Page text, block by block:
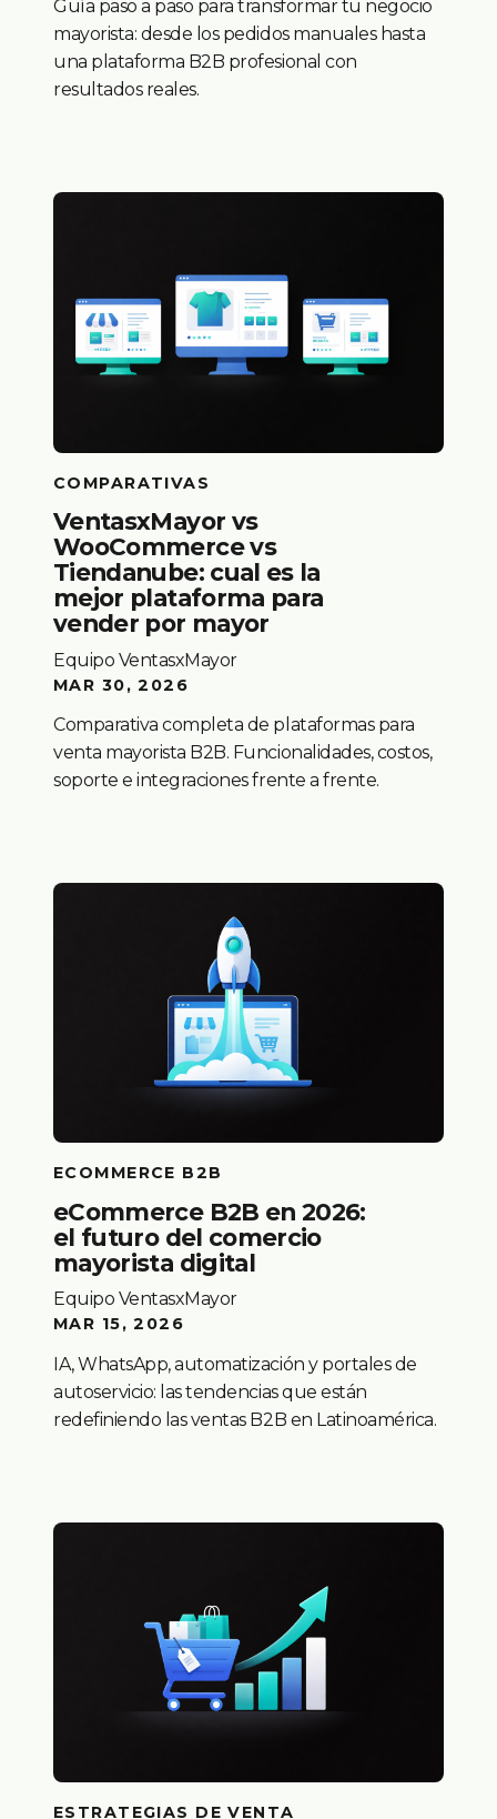
Guía paso a paso para transformar tu negocio
mayorista: desde los pedidos manuales hasta
una plataforma B2B profesional con
resultados reales.
COMPARATIVAS
VentasxMayor vs
WooCommerce vs
Tiendanube: cual es la
mejor plataforma para
vender por mayor
Equipo VentasxMayor
MAR 30, 2026
Comparativa completa de plataformas para
venta mayorista B2B. Funcionalidades, costos,
soporte e integraciones frente a frente.
ECOMMERCE B2B
eCommerce B2B en 2026:
el futuro del comercio
mayorista digital
Equipo VentasxMayor
MAR 15, 2026
IA, WhatsApp, automatización y portales de
autoservicio: las tendencias que están
redefiniendo las ventas B2B en Latinoamérica.
ESTRATEGIAS DE VENTA